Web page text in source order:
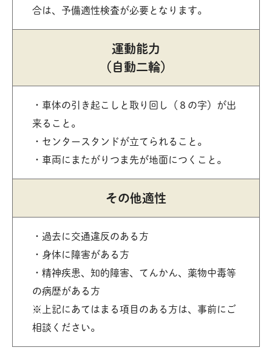
合は、予備適性検査が必要となります。
運動能力
（自動二輪）
車体の引き起こしと取り回し（８の字）が出
来ること。
センタースタンドが立てられること。
車両にまたがりつま先が地面につくこと。
その他適性
過去に交通違反のある方
身体に障害がある方
精神疾患、知的障害、てんかん、薬物中毒等
の病歴がある方
※上記にあてはまる項目のある方は、事前にご
相談ください。